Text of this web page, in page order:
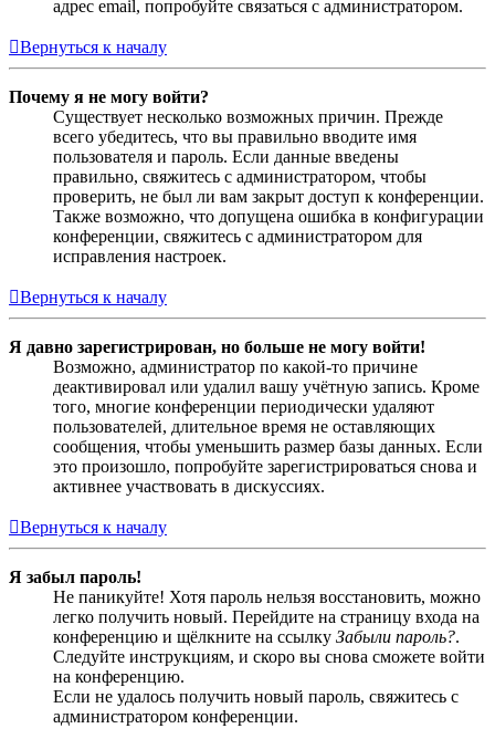
адрес email, попробуйте связаться с администратором.
Вернуться к началу
Почему я не могу войти?
Существует несколько возможных причин. Прежде
всего убедитесь, что вы правильно вводите имя
пользователя и пароль. Если данные введены
правильно, свяжитесь с администратором, чтобы
проверить, не был ли вам закрыт доступ к конференции.
Также возможно, что допущена ошибка в конфигурации
конференции, свяжитесь с администратором для
исправления настроек.
Вернуться к началу
Я давно зарегистрирован, но больше не могу войти!
Возможно, администратор по какой-то причине
деактивировал или удалил вашу учётную запись. Кроме
того, многие конференции периодически удаляют
пользователей, длительное время не оставляющих
сообщения, чтобы уменьшить размер базы данных. Если
это произошло, попробуйте зарегистрироваться снова и
активнее участвовать в дискуссиях.
Вернуться к началу
Я забыл пароль!
Не паникуйте! Хотя пароль нельзя восстановить, можно
легко получить новый. Перейдите на страницу входа на
конференцию и щёлкните на ссылку Забыли пароль?.
Следуйте инструкциям, и скоро вы снова сможете войти
на конференцию.
Если не удалось получить новый пароль, свяжитесь с
администратором конференции.